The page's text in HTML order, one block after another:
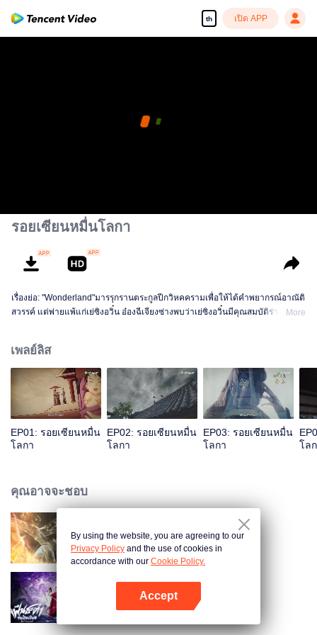
th เปิด APP
รอยเซียนหมื่นโลกา
เรื่องย่อ: "Wonderland"มารรุกรานตระกูลปีกวิหคครามเพื่อให้ได้คำพยากรณ์อาณัติ
สวรรค์ แต่พ่ายแพ้แก่เย่ซิงอวิ๋น อ๋องฉีเจียงซ่างพบว่าเย่ซิงอวิ๋นมีคุณสมบัติร่างกาย
รกับเย่ซิงอวิ๋น...
More
เพลย์ลิส
EP01: รอยเซียนหมื่น
โลกา
EP02: รอยเซียนหมื่น
โลกา
EP03: รอยเซียนหมื่น
โลกา
โล
คุณอาจจะชอบ
ผจญภัยโลกอมตะ
ฝืนชะตาท้าเป็นเซียน (พากย์ไทย)
By using the website, you are agreeing to our
Privacy Policy and the use of cookies in
accordance with our Cookie Policy.
Accept